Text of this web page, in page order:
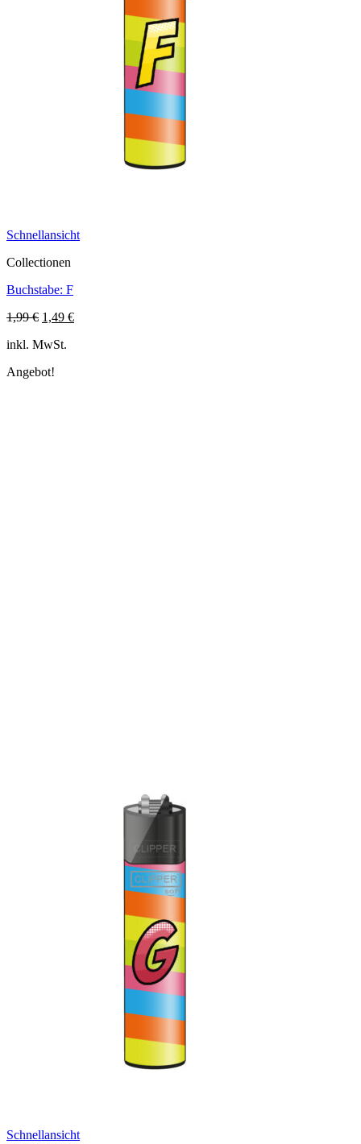
Schnellansicht
Collectionen
Buchstabe: F
1,99€ Ursprünglicher
war:
1,49 €Aktueller
inkl. MwSt.
Angebot!
Schnellansicht